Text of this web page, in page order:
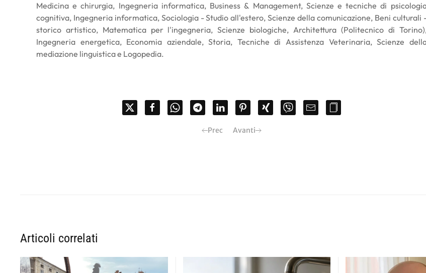
Medicina e chirurgia, Ingegneria informatica, Business & Management, Scienze e tecniche di
cognitiva, Ingegneria informatica, Sociologia - Studio all'estero, Scienze della comunicazione, Beni culturali
storico artistico, Matematica per l'ingegneria, Scienze biologiche, Architettura (Politecnico di
Ingegneria energetica, Economia aziendale, Storia, Tecniche di Assistenza Veterinaria, Scienze
mediazione linguistica e Logopedia.
Prec Avanti
Articoli correlati